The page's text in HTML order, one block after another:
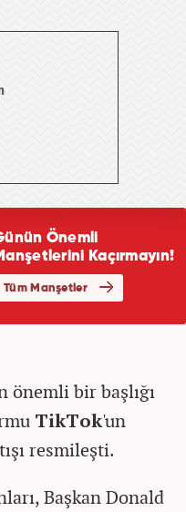
bir başlığı
TikTok'un
resmileşti.
Başkan Donald